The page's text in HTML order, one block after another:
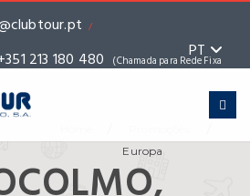
/
213 180 480 (Chamada para Rede Fixa
PT
Europa